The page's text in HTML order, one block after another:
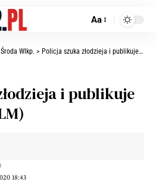
Aa
Środa Wlkp. > Policja szuka złodzieja i publikuje wizerunek (FILM)
i publikuje
18:43